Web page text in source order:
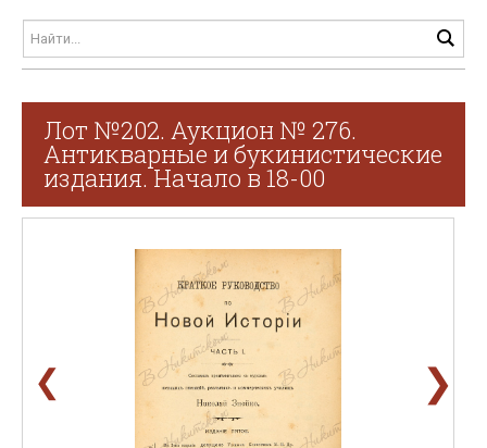
Лот №202. Аукцион № 276.
Антикварные и букинистические
издания. Начало в 18-00
❮ ❯